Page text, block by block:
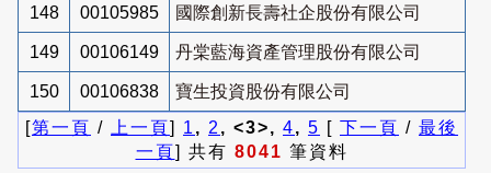
148 00105985 國際創新長壽社企股份有限公司
149 00106149 丹棠藍海資產管理股份有限公司
150 00106838
寶生投資股份有限公司
[第一頁 / 上一頁] 1 , 2 , <3>, 4, 5 [ 下一頁 / 最後
一頁] 共有 8041 筆資料